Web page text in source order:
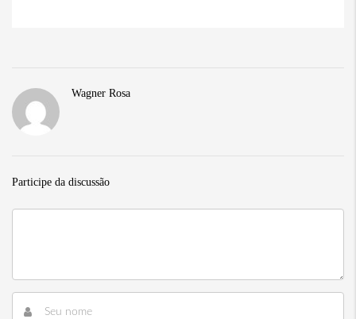
Wagner Rosa
Participe da discussão